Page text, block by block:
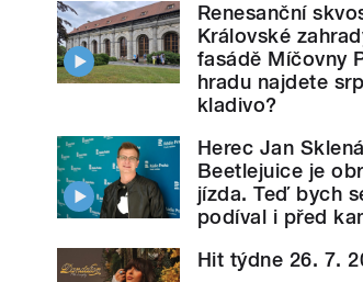
Renesanční
Královské
fasádě Míčovny
hradu najdete
kladivo?
Herec Jan
Beetlejuice je
jízda. Teď bych
podíval i před
Hit týdne 26. 7.